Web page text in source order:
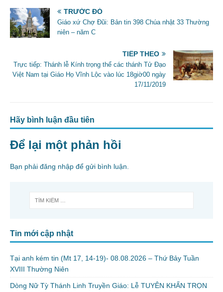
o
k
TRƯỚC ĐÓ
Giáo xứ Chợ Đũi: Bản tin 398 Chúa nhật 33 Thường
niên – năm C
TIẾP THEO
Trực tiếp: Thánh lễ Kính trọng thể các thánh Tử Đạo
Việt Nam tại Giáo Họ Vĩnh Lộc vào lúc 18giờ00 ngày
17/11/2019
Hãy bình luận đầu tiên
Để lại một phản hồi
Bạn phải đăng nhập để gửi bình luận.
Tin mới cập nhật
Tại anh kém tin (Mt 17, 14-19)- 08.08.2026 – Thứ Bảy Tuần
XVIII Thường Niên
Dòng Nữ Tỳ Thánh Linh Truyền Giáo: Lễ TUYÊN KHẤN TRỌN